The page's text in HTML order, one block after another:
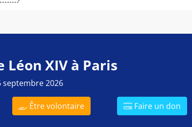
Léon XIV à Paris
septembre 2026
Être volontaire Faire un don